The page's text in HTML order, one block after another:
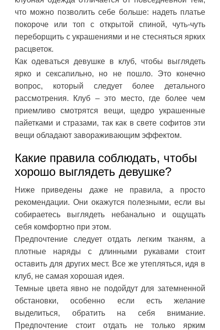
что можно позволить себе больше: надеть платье
покороче или топ с открытой спиной, чуть-чуть
переборщить с украшениями и не стесняться ярких
расцветок.
Как одеваться девушке в клуб, чтобы выглядеть
ярко и сексапильно, но не пошло. Это конечно
вопрос, который следует более детального
рассмотрения. Клуб – это место, где более чем
приемливо смотрятся вещи, щедро украшенные
пайетками и стразами, так как в свете софитов эти
вещи обладают завораживающим эффектом.
Какие правила соблюдать, чтобы
хорошо выглядеть девушке?
Ниже приведены даже не правила, а просто
рекомендации. Они окажутся полезными, если вы
собираетесь выглядеть небанально и ощущать
себя комфортно при этом.
Предпочтение следует отдать легким тканям, а
плотные наряды с длинными рукавами стоит
оставить для других мест. Все же утепляться, идя в
клуб, не самая хорошая идея.
Темные цвета явно не подойдут для затемненной
обстановки, особенно если есть желание
выделиться, обратить на себя внимание.
Предпочтение стоит отдать не только ярким